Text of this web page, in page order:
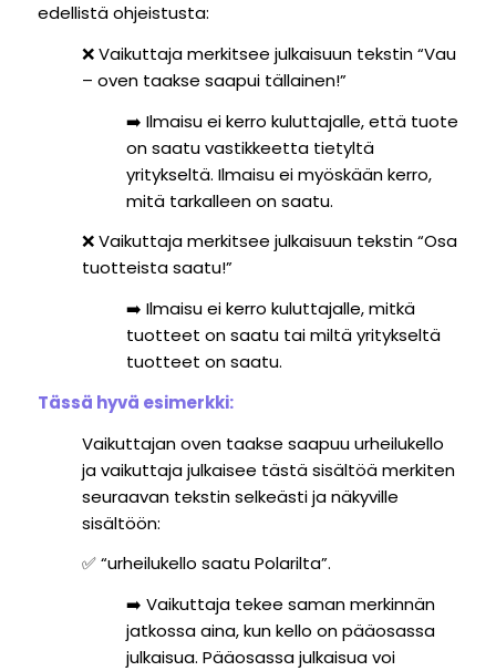
edellistä ohjeistusta:
❌Vaikuttaja merkitsee julkaisuun tekstin “Vau
– oven taakse saapui tällainen!”
➡️ Ilmaisu ei kerro kuluttajalle, että tuote
on saatu vastikkeetta tietyltä
yritykseltä. Ilmaisu ei myöskään kerro,
mitä tarkalleen on saatu.
❌ Vaikuttaja merkitsee julkaisuun tekstin “Osa
tuotteista saatu!”
➡️ Ilmaisu ei kerro kuluttajalle, mitkä
tuotteet on saatu tai miltä yritykseltä
tuotteet on saatu.
Tässä hyvä esimerkki:
Vaikuttajan oven taakse saapuu urheilukello
ja vaikuttaja julkaisee tästä sisältöä merkiten
seuraavan tekstin selkeästi ja näkyville
sisältöön:
✅“urheilukello saatu Polarilta”.
➡️ Vaikuttaja tekee saman merkinnän
jatkossa aina, kun kello on pääosassa
julkaisua. Pääosassa julkaisua voi